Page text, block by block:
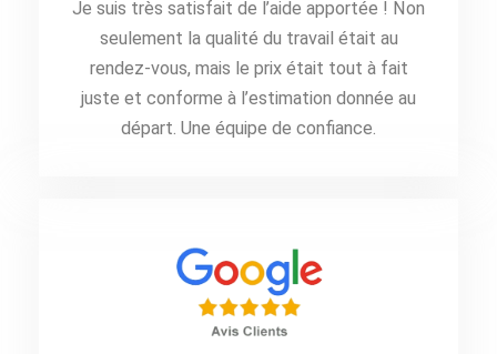
Je suis très satisfait de l’aide apportée ! Non
seulement la qualité du travail était au
rendez-vous, mais le prix était tout à fait
juste et conforme à l’estimation donnée au
départ. Une équipe de confiance.